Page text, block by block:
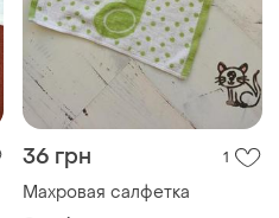
36 грн 1
Махровая салфетка